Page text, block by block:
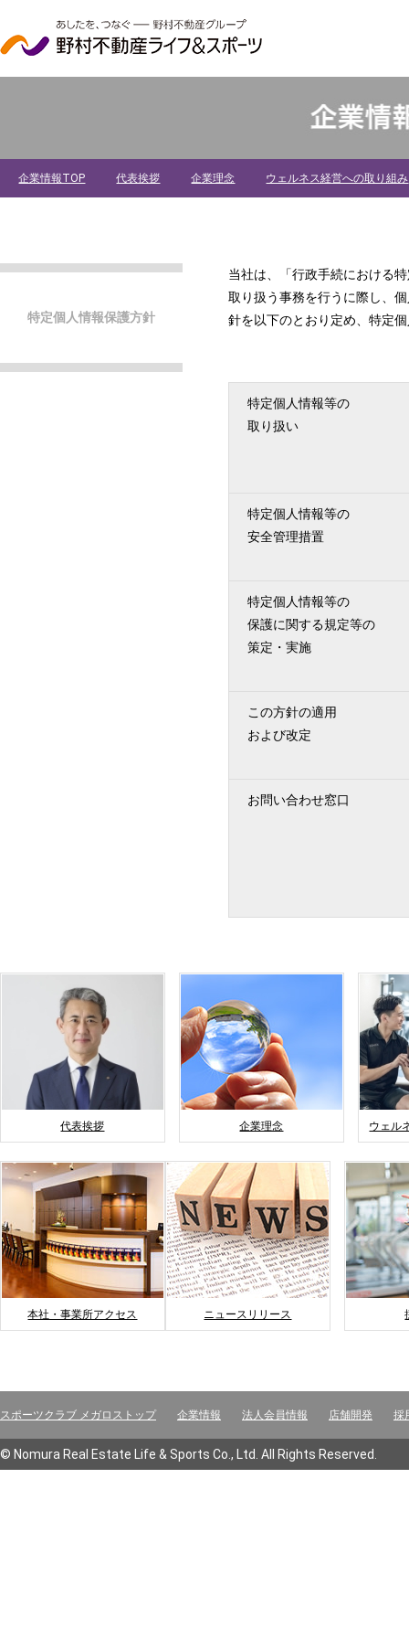
企業情報TOP 代表挨拶 企業理念 ウェルネス経営への取り組み
特定個人情報保護方針
当社は、「行政手続における
取り扱う事務を行うに際し、
針を以下のとおり定め、特定
特定個人情報等の
取り扱い
特定個人情報等の
安全管理措置
特定個人情報等の
保護に関する規定等の
策定・実施
この方針の適用
および改定
お問い合わせ窓口
代表挨拶 企業理念 ウェル
本社・事業所アクセス ニュースリリース
スポーツクラブ メガロストップ 企業情報 法人会員情報 店舗開発 採
© Nomura Real Estate Life & Sports Co., Ltd. All Rights Reserved.